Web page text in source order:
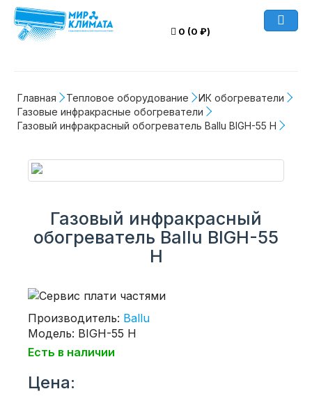
0 (0 ₽)
Главная Тепловое оборудование
ИК обогреватели
Газовые инфракрасные обогреватели
Газовый инфракрасный обогреватель Ballu BIGH-55 H
Газовый инфракрасный
обогреватель Ballu BIGH-55
H
Производитель: Ballu
Модель: BIGH-55 H
Есть в наличии
Цена: